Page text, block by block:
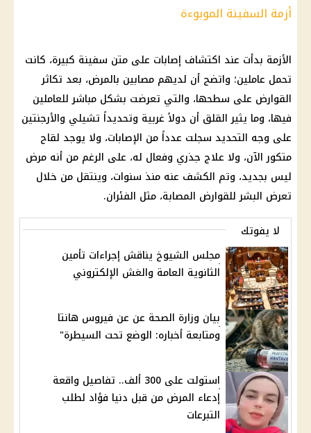
أزمة السفينة الموبوءة
الأزمة بدأت عند اكتشاف إصابات على متن سفينة كبيرة، كانت
تحمل عاملين؛ واتضح أن لديهم مصابين بالمرض، بعد تكاثر
القوارض على سطحها، والتي تعرضت بشكل مباشر للعاملين
فيها، وما يثير القلق أن دولاً غربية وتحديداً تشيلي والأرجنتين
على وجه التحديد سجلت عدداً من الإصابات، ولا يوجد لقاح
متكور الآن، ولا علاج جذري وفعال له، على الرغم من أنه مرض
ليس بجديد، وتم الكشف عنه منذ سنوات، وينتقل من خلال
تعرض البشر للقوارض المصابة، مثل الفئران.
لا يفوتك
مجلس الشيوخ يناقش إجراءات تأمين
الثانوية العامة والغش الإلكتروني
بيان وزارة الصحة عن عن فيروس هانتا
ومتابعة أخباره: الوضع تحت السيطرة"
استولت على 300 ألف.. تفاصيل واقعة
إدعاء المرض من قبل دنيا فؤاد لطلب
التبرعات